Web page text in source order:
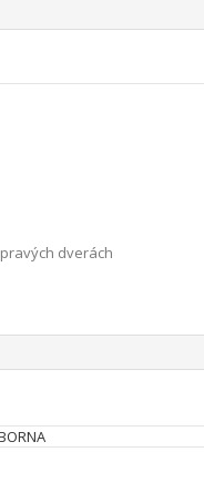
pravých dverách